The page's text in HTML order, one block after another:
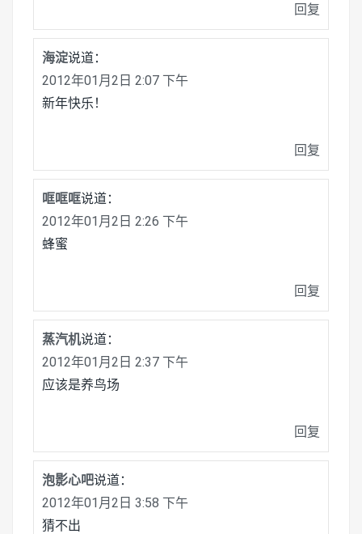
回复
海淀说道：
2012年01月2日 2:07 下午
新年快乐！
回复
哐哐哐说道：
2012年01月2日 2:26 下午
蜂蜜
回复
蒸汽机说道：
2012年01月2日 2:37 下午
应该是养鸟场
回复
泡影心吧说道：
2012年01月2日 3:58 下午
猜不出